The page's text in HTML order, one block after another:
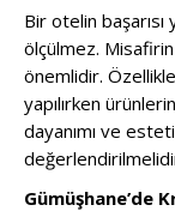
Bir otelin
ölçülmez.
önemlidir.
yapılırken
dayanımı ve